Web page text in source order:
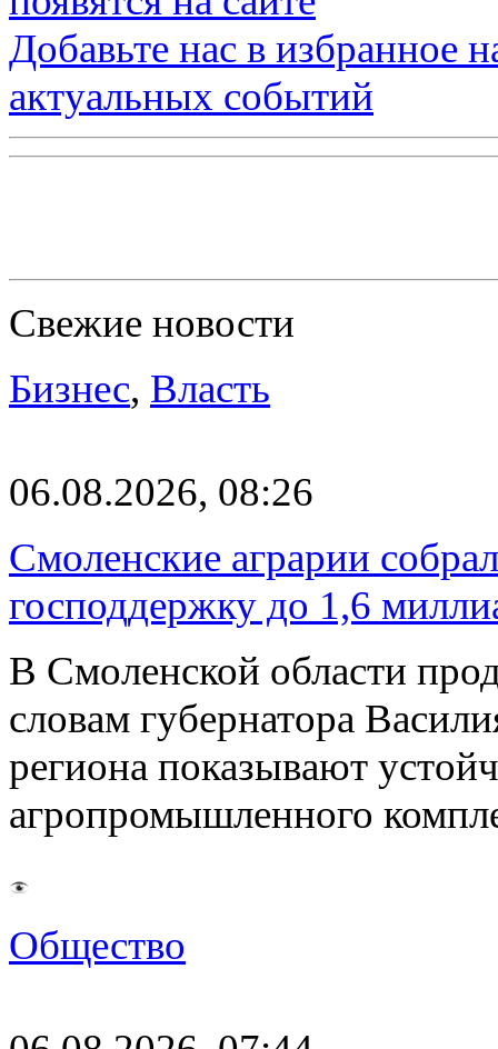
Добавьте нас в избранное
актуальных событий
Свежие новости
Бизнес, Власть
06.08.2026, 08:26
Смоленские аграрии
господдержку до 1,6
В Смоленской области
словам губернатора
региона показывают
агропромышленного
Общество